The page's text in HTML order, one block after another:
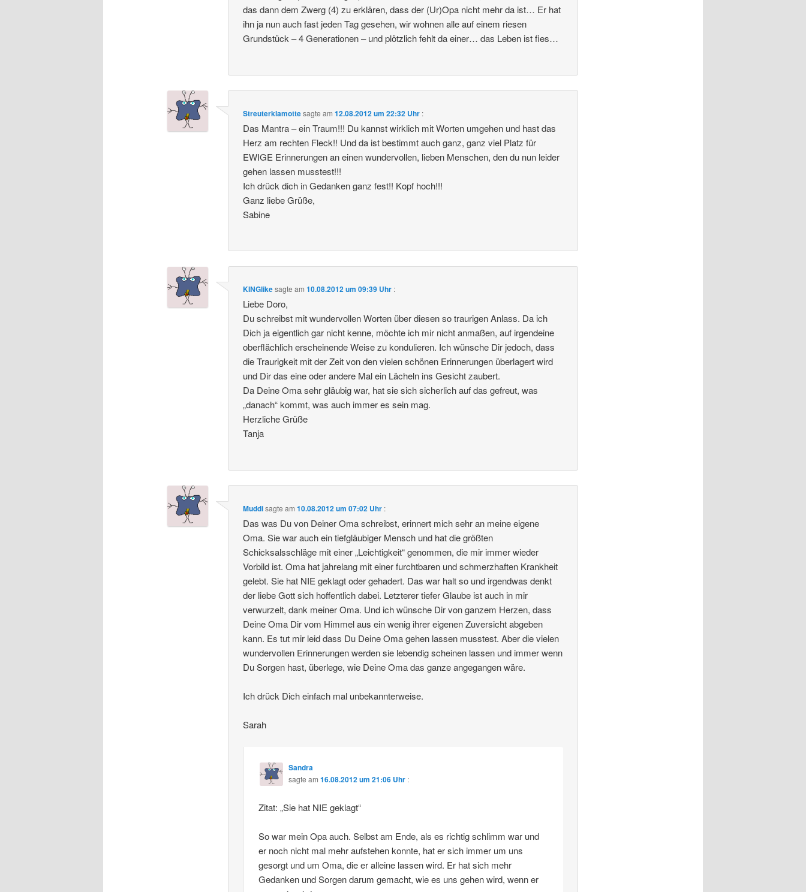
das dann dem Zwerg (4) zu erklären, dass der (Ur)Opa nicht mehr da ist… Er hat
ihn ja nun auch fast jeden Tag gesehen, wir wohnen alle auf einem riesen
Grundstück – 4 Generationen – und plötzlich fehlt da einer… das Leben ist fies…
Streuterklamottesagte am12.08.2012 um 22:32 Uhr :
Das Mantra – ein Traum!!! Du kannst wirklich mit Worten umgehen und hast das
Herz am rechten Fleck!! Und da ist bestimmt auch ganz, ganz viel Platz für
EWIGE Erinnerungen an einen wundervollen, lieben Menschen, den du nun leider
gehen lassen musstest!!!
Ich drück dich in Gedanken ganz fest!! Kopf hoch!!!
Ganz liebe Grüße,
Sabine
KINGlikesagte am10.08.2012 um 09:39 Uhr :
Liebe Doro,
Du schreibst mit wundervollen Worten über diesen so traurigen Anlass. Da ich
Dich ja eigentlich gar nicht kenne, möchte ich mir nicht anmaßen, auf irgendeine
oberflächlich erscheinende Weise zu kondulieren. Ich wünsche Dir jedoch, dass
die Traurigkeit mit der Zeit von den vielen schönen Erinnerungen überlagert wird
und Dir das eine oder andere Mal ein Lächeln ins Gesicht zaubert.
Da Deine Oma sehr gläubig war, hat sie sich sicherlich auf das gefreut, was
„danach“ kommt, was auch immer es sein mag.
Herzliche Grüße
Tanja
Muddisagte am10.08.2012 um 07:02 Uhr :
Das was Du von Deiner Oma schreibst, erinnert mich sehr an meine eigene
Oma. Sie war auch ein tiefgläubiger Mensch und hat die größten
Schicksalsschläge mit einer „Leichtigkeit“ genommen, die mir immer wieder
Vorbild ist. Oma hat jahrelang mit einer furchtbaren und schmerzhaften Krankheit
gelebt. Sie hat NIE geklagt oder gehadert. Das war halt so und irgendwas denkt
der liebe Gott sich hoffentlich dabei. Letzterer tiefer Glaube ist auch in mir
verwurzelt, dank meiner Oma. Und ich wünsche Dir von ganzem Herzen, dass
Deine Oma Dir vom Himmel aus ein wenig ihrer eigenen Zuversicht abgeben
kann. Es tut mir leid dass Du Deine Oma gehen lassen musstest. Aber die vielen
wundervollen Erinnerungen werden sie lebendig scheinen lassen und immer wenn
Du Sorgen hast, überlege, wie Deine Oma das ganze angegangen wäre.
Ich drück Dich einfach mal unbekannterweise.
Sarah
Sandra
sagte am 16.08.2012 um 21:06 Uhr :
Zitat: „Sie hat NIE geklagt“
So war mein Opa auch. Selbst am Ende, als es richtig schlimm war und
er noch nicht mal mehr aufstehen konnte, hat er sich immer um uns
gesorgt und um Oma, die er alleine lassen wird. Er hat sich mehr
Gedanken und Sorgen darum gemacht, wie es uns gehen wird, wenn er